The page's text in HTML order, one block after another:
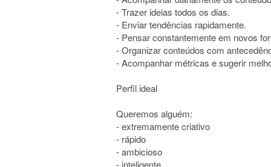
- Trazer ideias todos os dias.
- Enviar tendências rapidamente.
- Pensar constantemente em novos
- Organizar conteúdos com
- Acompanhar métricas e sugerir
Perfil ideal
Queremos alguém:
- extremamente criativo
- rápido
- ambicioso
- inteligente